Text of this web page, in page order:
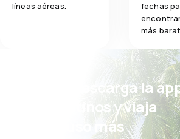
líneas aéreas.
fechas
más
¡Eh! Descarga la
eDestinos y viaja
incluso más